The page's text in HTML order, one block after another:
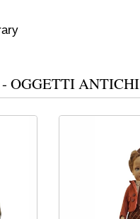
OGGETTI ANTICHI